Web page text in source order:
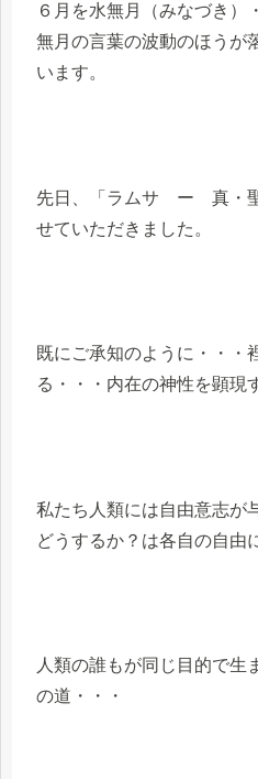
６月を水無月（みなづき）
無月の言葉の波動のほうが
います。
先日、「ラムサ ー 真・
せていただきました。
既にご承知のように・・・
る・・・内在の神性を顕現
私たち人類には自由意志が
どうするか？は各自の自由
人類の誰もが同じ目的で生
の道・・・